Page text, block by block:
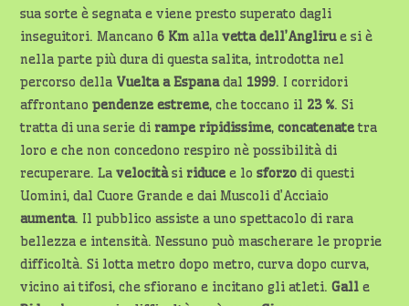
sua sorte è segnata e viene presto superato dagli
inseguitori. Mancano 6 Km allavetta dell’Anglirue si è
nella parte più dura di questa salita, introdotta nel
percorso della Vuelta a Espanadal 1999. I corridori
affrontano pendenze estreme, che toccano il 23 %. Si
tratta di una serie dirampe ripidissime, concatenatetra
loro e che non concedono respiro nè possibilità di
recuperare. Lavelocitàsiriduce e losforzodi questi
Uomini, dal Cuore Grande e dai Muscoli d’Acciaio
aumenta. Il pubblico assiste a uno spettacolo di rara
bellezza e intensità. Nessuno può mascherare le proprie
difficoltà. Si lotta metro dopo metro, curva dopo curva,
vicino ai tifosi, che sfiorano e incitano gli atleti.Gall e